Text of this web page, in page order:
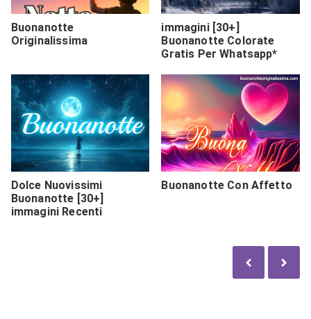
Buonanotte
Originalissima
immagini [30+]
Buonanotte Colorate
Gratis Per Whatsapp*
Dolce Nuovissimi
Buonanotte [30+]
immagini Recenti
Buonanotte Con Affetto